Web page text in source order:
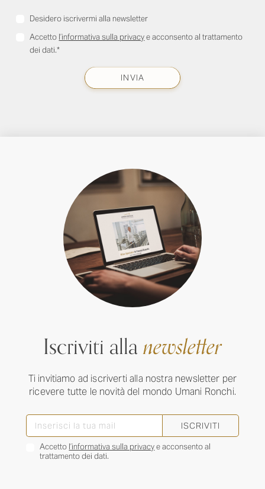
Desidero iscrivermi alla newsletter
Accetto l’informativa sulla privacye acconsento al trattamento
dei dati.*
INVIA
Iscriviti allanewsletter
Ti invitiamo ad iscriverti alla nostra newsletter per
ricevere tutte le novità del mondo Umani Ronchi.
ISCRIVITI
Accetto l’informativa sulla privacye acconsento al
trattamento dei dati.